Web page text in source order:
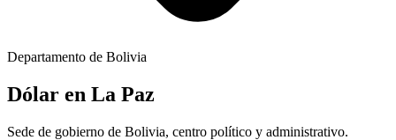
Departamento de Bolivia
Dólar en La Paz
Sede de gobierno de Bolivia, centro político y administrativo.